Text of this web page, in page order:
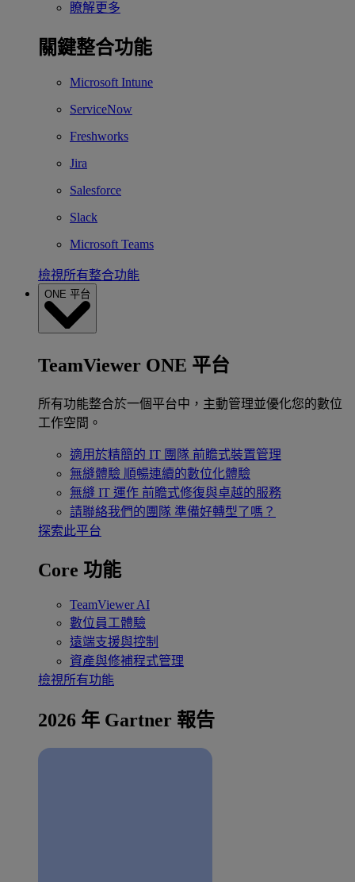
瞭解更多
關鍵整合功能
Microsoft Intune
ServiceNow
Freshworks
Jira
Salesforce
Slack
Microsoft Teams
檢視所有整合功能
ONE 平台
TeamViewer ONE 平台
所有功能整合於一個平台中，主動管理並優化您的數位
工作空間。
適用於精簡的 IT 團隊 前瞻式裝置管理
無縫體驗 順暢連續的數位化體驗
無縫 IT 運作 前瞻式修復與卓越的服務
請聯絡我們的團隊 準備好轉型了嗎？
探索此平台
Core 功能
TeamViewer AI
數位員工體驗
遠端支援與控制
資產與修補程式管理
檢視所有功能
2026 年 Gartner 報告